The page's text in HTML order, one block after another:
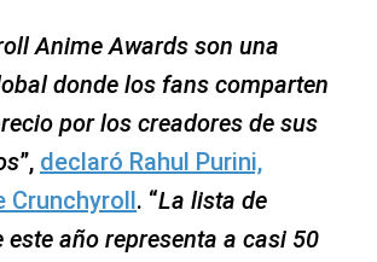
Anime Awards son una
donde los fans comparten
por los creadores de sus
”, declaró Rahul Purini,
Crunchyroll. “La lista de
año representa a casi 50